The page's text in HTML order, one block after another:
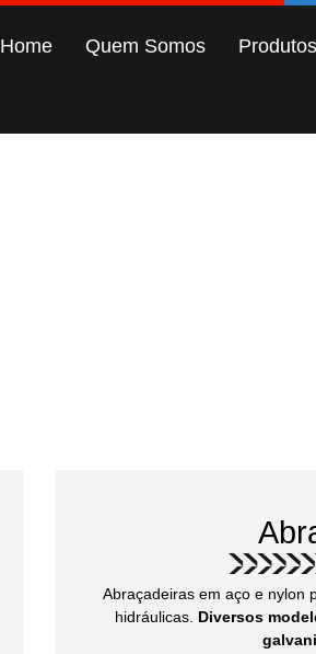
Home Quem Somos Produtos
Abraçadeiras em aço e nylon
hidráulicas. Diversos